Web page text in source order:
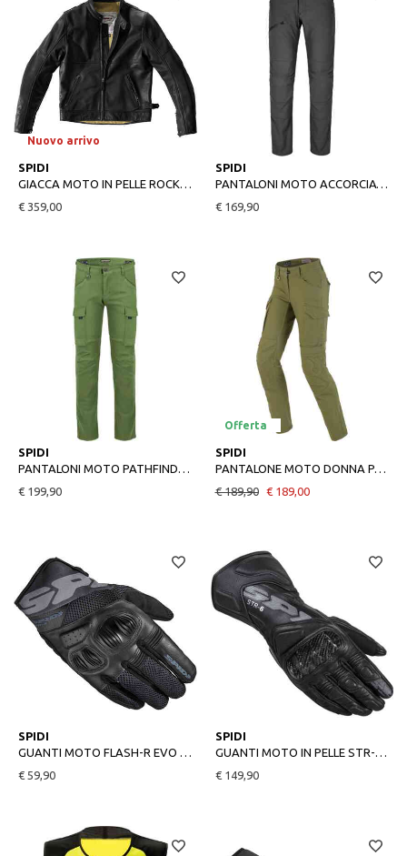
Nuovo arrivo
48 50
SPIDI
GIACCA MOTO IN PELLE ROCK NERO
€ 359,00
28 31
SPIDI
PANTALONI MOTO ACCORCIATI CHARGED SHORT ANTRACITE
€ 169,90
31 33
SPIDI
€ 199,90
Offerta
26 28
SPIDI
PANTALONE MOTO DONNA PATHFINDER CARGO LADY MILITARE
€ 189,90
€ 189,00
S M
SPIDI
GUANTI MOTO FLASH-R EVO NERO
€ 59,90
M L
SPIDI
GUANTI MOTO IN PELLE STR-6 NERO
€ 149,90